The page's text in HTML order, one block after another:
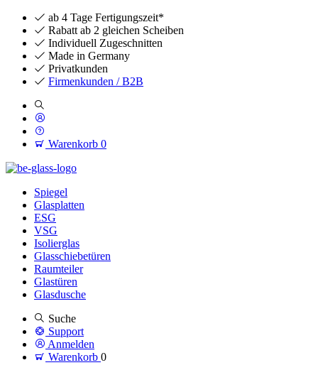
ab 4 Tage Fertigungszeit*
Rabatt ab 2 gleichen Scheiben
Individuell Zugeschnitten
Made in Germany
Privatkunden
Firmenkunden / B2B
Warenkorb 0
Spiegel
Glasplatten
ESG
VSG
Isolierglas
Glasschiebetüren
Raumteiler
Glastüren
Glasdusche
Suche
Support
Anmelden
Warenkorb 0